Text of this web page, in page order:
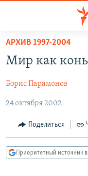
упрощенного
доступа
содержанию
Вернутся
главной
навигации
ПОДКАСТЫ
АВТОРСКИЕ
ЦИТАТЫ СВОБОДЫ
МНЕНИЯ
КУЛЬТУРА
IDEL.РЕАЛИИ
АРХИВ 1997-2004
Мир как конь
Борис Парамонов
24 октября 2002
Поделиться
Приоритетный источник